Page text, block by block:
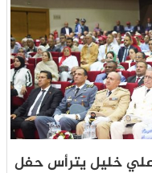
علي خليل يترأس حفل